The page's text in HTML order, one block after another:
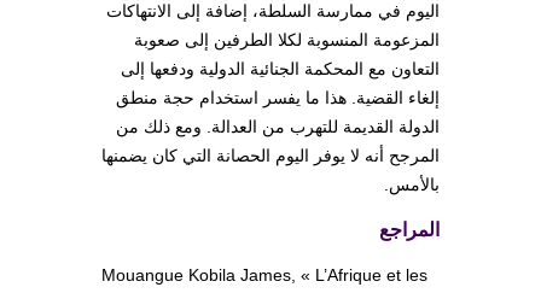
اليوم في ممارسة السلطة، إضافة إلى الانتهاكات
المزعومة المنسوبة لكلا الطرفين إلى صعوبة
التعاون مع المحكمة الجنائية الدولية ودفعها إلى
إلغاء القضية. هذا ما يفسر استخدام حجة منطق
الدولة القديمة للتهرب من العدالة. ومع ذلك من
المرجح أنه لا يوفر اليوم الحصانة التي كان يضمنها
بالأمس.
المراجع
Mouangue Kobila James, « L’Afrique et les